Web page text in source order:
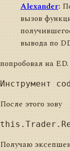
Alexander:
вызов
вывода по
попробовал на
После этого зову
Получаю